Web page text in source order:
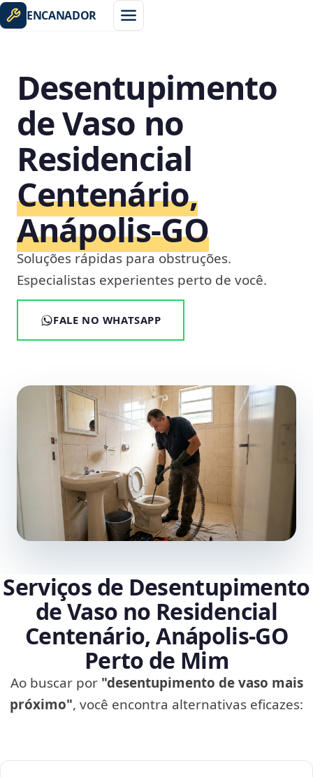
ENCANADOR
Desentupimento
de Vaso no
Residencial
Centenário,
Anápolis‑GO
Soluções rápidas para obstruções.
Especialistas experientes perto de você.
FALE NO WHATSAPP
Serviços de Desentupimento
de Vaso no Residencial
Centenário, Anápolis‑GO
Perto de Mim
Ao buscar por "desentupimento de vaso mais
próximo", você encontra alternativas eficazes: